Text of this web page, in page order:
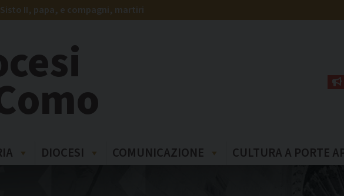
II, papa, e compagni, martiri
DIOCESI COMUNICAZIONE CULTURA A PORTE